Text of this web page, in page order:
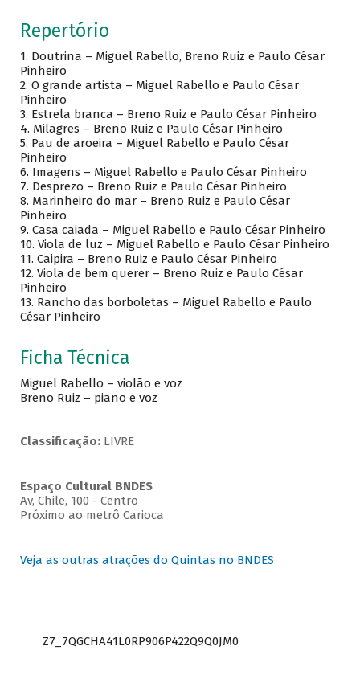
Repertório
1. Doutrina – Miguel Rabello, Breno Ruiz e Paulo César
Pinheiro
2. O grande artista – Miguel Rabello e Paulo César
Pinheiro
3. Estrela branca – Breno Ruiz e Paulo César Pinheiro
4. Milagres – Breno Ruiz e Paulo César Pinheiro
5. Pau de aroeira – Miguel Rabello e Paulo César
Pinheiro
6. Imagens – Miguel Rabello e Paulo César Pinheiro
7. Desprezo – Breno Ruiz e Paulo César Pinheiro
8. Marinheiro do mar – Breno Ruiz e Paulo César
Pinheiro
9. Casa caiada – Miguel Rabello e Paulo César Pinheiro
10. Viola de luz – Miguel Rabello e Paulo César Pinheiro
11. Caipira – Breno Ruiz e Paulo César Pinheiro
12. Viola de bem querer – Breno Ruiz e Paulo César
Pinheiro
13. Rancho das borboletas – Miguel Rabello e Paulo
César Pinheiro
Ficha Técnica
Miguel Rabello – violão e voz
Breno Ruiz – piano e voz
Classificação: LIVRE
Espaço Cultural BNDES
Av, Chile, 100 - Centro
Próximo ao metrô Carioca
Veja as outras atrações do Quintas no BNDES
Z7_7QGCHA41L0RP906P422Q9Q0JM0